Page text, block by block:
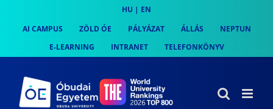
content
HU | EN
AI CAMPUS
ZÖLD ÓE PÁLYÁZAT ÁLLÁS
NEPTUN
E-LEARNING
INTRANET TELEFONKÖNYV